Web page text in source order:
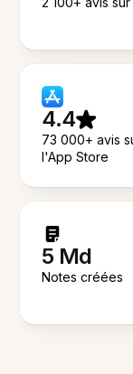
4.4
73 000+ avis
l'App Store
5 Md
Notes créées